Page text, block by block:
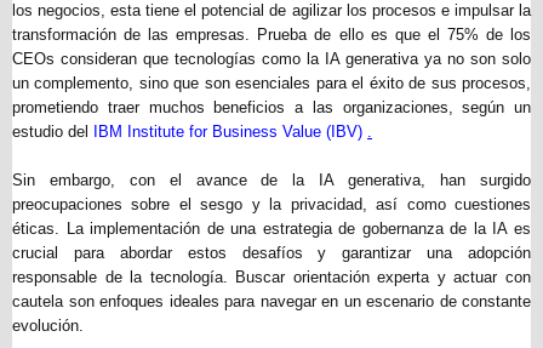
los negocios, esta tiene el potencial de agilizar los procesos e impulsar la
transformación de las empresas. Prueba de ello es que el 75% de los
CEOs consideran que tecnologías como la IA generativa ya no son solo
un complemento, sino que son esenciales para el éxito de sus procesos,
prometiendo traer muchos beneficios a las organizaciones, según un
estudio del
IBM Institute for Business Value (IBV) .
Sin embargo, con el avance de la IA generativa, han surgido
preocupaciones sobre el sesgo y la privacidad, así como cuestiones
éticas. La implementación de una estrategia de gobernanza de la IA es
crucial para abordar estos desafíos y garantizar una adopción
responsable de la tecnología. Buscar orientación experta y actuar con
cautela son enfoques ideales para navegar en un escenario de constante
evolución.